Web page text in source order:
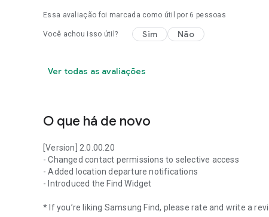
Essa avaliação foi marcada como útil por 6 pessoas
Você achou isso útil? Sim Não
Ver todas as avaliações
O que há de novo
[Version] 2.0.00.20
- Changed contact permissions to selective access
- Added location departure notifications
- Introduced the Find Widget
* If you’re liking Samsung Find, please rate and write a